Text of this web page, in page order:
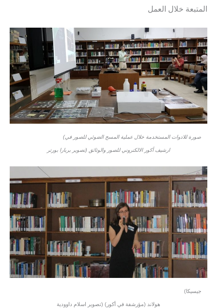
المتبعة خلال العمل
(صورة للادوات المستخدمة خلال عملية المسح الضوئي للصور في
ارشيف أكور الالكتروني للصور والوثائق (تصوير بربارا بورتر
(جيسيكا
هولاند (مؤرشفة في أكور) (تصوير اسلام داوودية